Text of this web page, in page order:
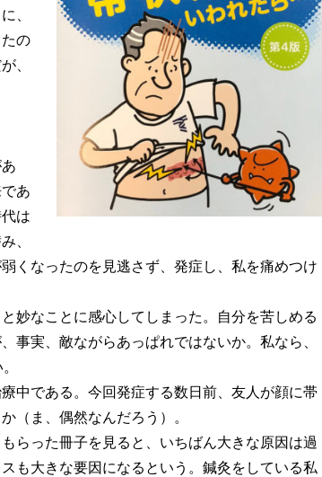
、
の
、
あ
は
、
くなったのを見逃さず、発症し、私を痛めつけ
妙なことに感心してしまった。自分を苦しめる
事実、敵ながらあっぱれではないか。私なら、
中である。今回発症する数日前、友人が顔に帯
（ま、偶然なんだろう）。
った冊子を見ると、いちばん大きな原因は過
も大きな要因になるという。鍼灸をしている私